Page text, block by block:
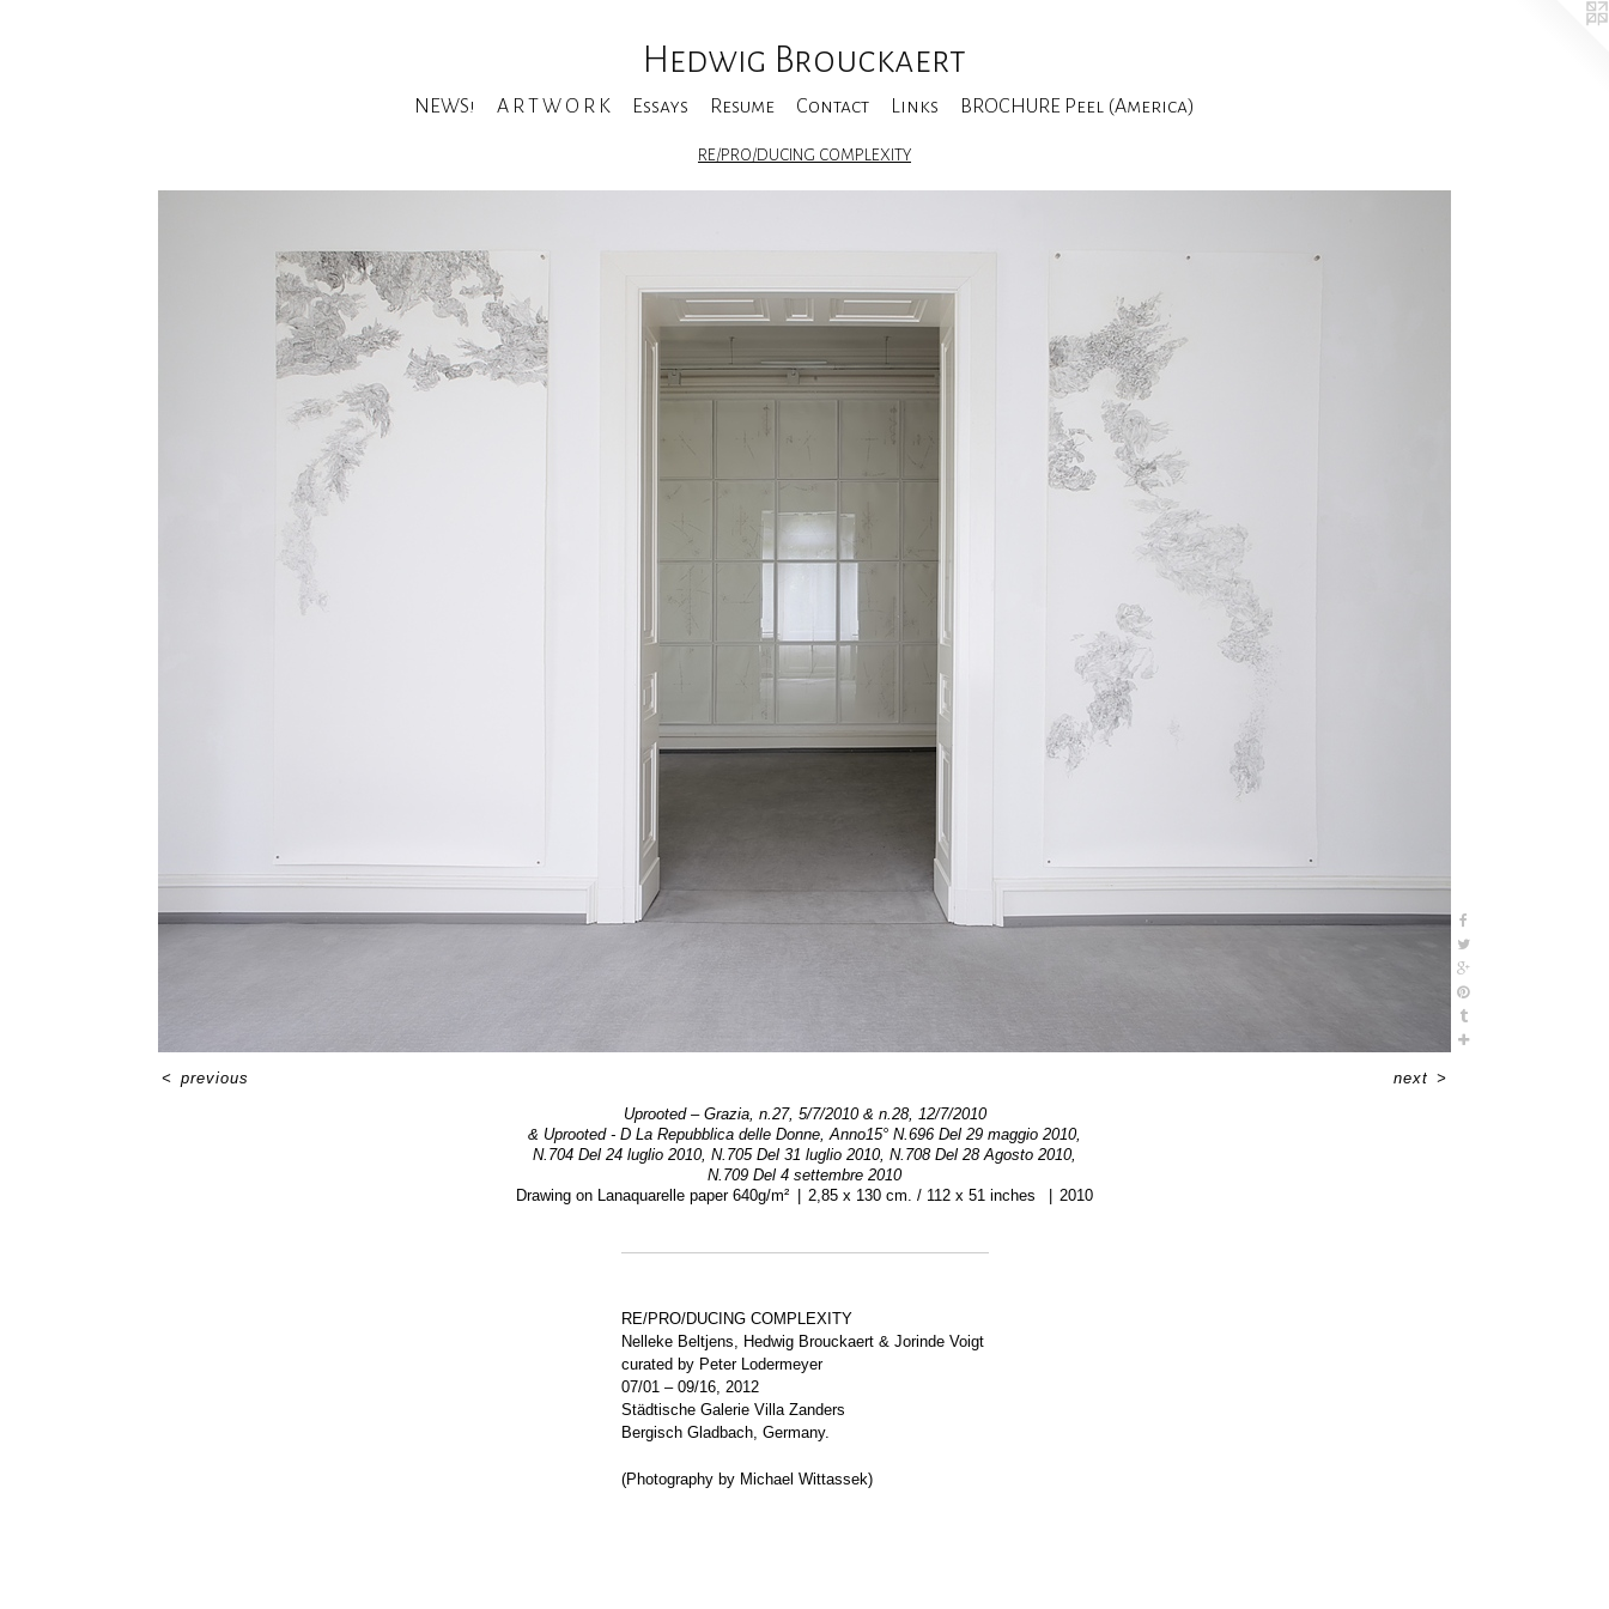
Hedwig Brouckaert
NEWS! A R T W O R K Essays Resume Contact Links BROCHURE Peel (America)
RE/PRO/DUCING COMPLEXITY
Uprooted – Grazia, n.27, 5/7/2010 & n.28, 12/7/2010
& Uprooted - D La Repubblica delle Donne, Anno15° N.696 Del 29 maggio 2010,
N.704 Del 24 luglio 2010, N.705 Del 31 luglio 2010, N.708 Del 28 Agosto 2010,
N.709 Del 4 settembre 2010
Drawing on Lanaquarelle paper 640g/m²
2,85 x 130 cm. / 112 x 51 inches 2010
<previous next >
RE/PRO/DUCING COMPLEXITY
Nelleke Beltjens, Hedwig Brouckaert & Jorinde Voigt
curated by Peter Lodermeyer
07/01 – 09/16, 2012
Städtische Galerie Villa Zanders
Bergisch Gladbach, Germany.
(Photography by Michael Wittassek)